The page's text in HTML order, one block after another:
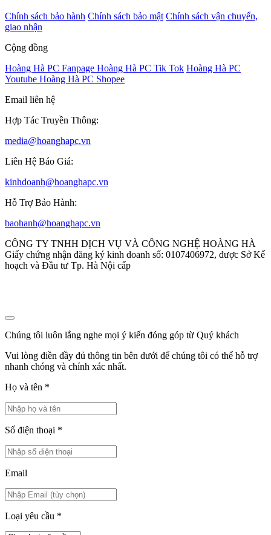
Chính sách bảo hành Chính sách bảo mật Chính sách vận chuyển,
giao nhận
Cộng đồng
Hoàng Hà PC Fanpage Hoàng Hà PC Tik Tok Hoàng Hà PC
Youtube Hoàng Hà PC Shopee
Email liên hệ
Hợp Tác Truyền Thông:
media@hoanghapc.vn
Liên Hệ Báo Giá:
kinhdoanh@hoanghapc.vn
Hỗ Trợ Bảo Hành:
baohanh@hoanghapc.vn
CÔNG TY TNHH DỊCH VỤ VÀ CÔNG NGHỆ HOÀNG HÀ
Giấy chứng nhận đăng ký kinh doanh số: 0107406972, được Sở Kế
hoạch và Đầu tư Tp. Hà Nội cấp
Chúng tôi luôn lắng nghe mọi ý kiến đóng góp từ Quý khách
Vui lòng điền đầy đủ thông tin bên dưới để chúng tôi có thể hỗ trợ
nhanh chóng và chính xác nhất.
Họ và tên *
Số điện thoại *
Email
Loại yêu cầu *